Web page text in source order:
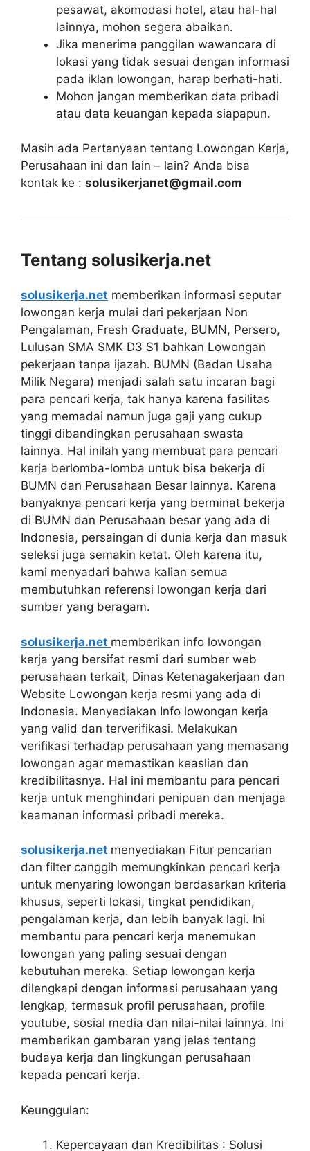
pesawat, akomodasi hotel, atau hal-hal
lainnya, mohon segera abaikan.
Jika menerima panggilan wawancara di
lokasi yang tidak sesuai dengan informasi
pada iklan lowongan, harap berhati-hati.
Mohon jangan memberikan data pribadi
atau data keuangan kepada siapapun.
Masih ada Pertanyaan tentang Lowongan Kerja,
Perusahaan ini dan lain – lain? Anda bisa
kontak ke : solusikerjanet@gmail.com
Tentang solusikerja.net
solusikerja.net memberikan informasi seputar
lowongan kerja mulai dari pekerjaan Non
Pengalaman, Fresh Graduate, BUMN, Persero,
Lulusan SMA SMK D3 S1 bahkan Lowongan
pekerjaan tanpa ijazah. BUMN (Badan Usaha
Milik Negara) menjadi salah satu incaran bagi
para pencari kerja, tak hanya karena fasilitas
yang memadai namun juga gaji yang cukup
tinggi dibandingkan perusahaan swasta
lainnya. Hal inilah yang membuat para pencari
kerja berlomba-lomba untuk bisa bekerja di
BUMN dan Perusahaan Besar lainnya. Karena
banyaknya pencari kerja yang berminat bekerja
di BUMN dan Perusahaan besar yang ada di
Indonesia, persaingan di dunia kerja dan masuk
seleksi juga semakin ketat. Oleh karena itu,
kami menyadari bahwa kalian semua
membutuhkan referensi lowongan kerja dari
sumber yang beragam.
solusikerja.net memberikan info lowongan
kerja yang bersifat resmi dari sumber web
perusahaan terkait, Dinas Ketenagakerjaan dan
Website Lowongan kerja resmi yang ada di
Indonesia. Menyediakan Info lowongan kerja
yang valid dan terverifikasi. Melakukan
verifikasi terhadap perusahaan yang memasang
lowongan agar memastikan keaslian dan
kredibilitasnya. Hal ini membantu para pencari
kerja untuk menghindari penipuan dan menjaga
keamanan informasi pribadi mereka.
solusikerja.net menyediakan Fitur pencarian
dan filter canggih memungkinkan pencari kerja
untuk menyaring lowongan berdasarkan kriteria
khusus, seperti lokasi, tingkat pendidikan,
pengalaman kerja, dan lebih banyak lagi. Ini
membantu para pencari kerja menemukan
lowongan yang paling sesuai dengan
kebutuhan mereka. Setiap lowongan kerja
dilengkapi dengan informasi perusahaan yang
lengkap, termasuk profil perusahaan, profile
youtube, sosial media dan nilai-nilai lainnya. Ini
memberikan gambaran yang jelas tentang
budaya kerja dan lingkungan perusahaan
kepada pencari kerja.
Keunggulan:
Kepercayaan dan Kredibilitas : Solusi